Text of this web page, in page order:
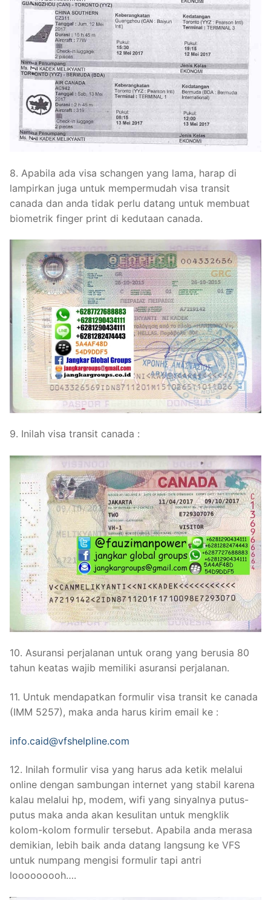
8. Apabila ada visa schangen yang lama, harap di
lampirkan juga untuk mempermudah visa transit
canada dan anda tidak perlu datang untuk membuat
biometrik finger print di kedutaan canada.
9. Inilah visa transit canada :
10. Asuransi perjalanan untuk orang yang berusia 80
tahun keatas wajib memiliki asuransi perjalanan.
11. Untuk mendapatkan formulir visa transit ke canada
(IMM 5257), maka anda harus kirim email ke :
info.caid@vfshelpline.com
12. Inilah formulir visa yang harus ada ketik melalui
online dengan sambungan internet yang stabil karena
kalau melalui hp, modem, wifi yang sinyalnya putus-
putus maka anda akan kesulitan untuk mengklik
kolom-kolom formulir tersebut. Apabila anda merasa
demikian, lebih baik anda datang langsung ke VFS
untuk numpang mengisi formulir tapi antri
looooooooh….